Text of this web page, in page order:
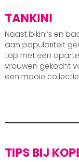
TANKINI
Naast bikini’s en
aan populariteit
top met een
vrouwen gekocht
een mooie
TIPS BIJ